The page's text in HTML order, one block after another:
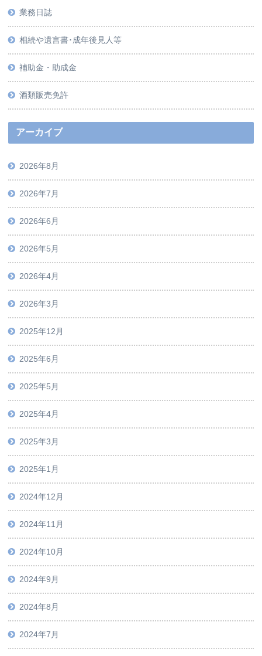
業務日誌
相続や遺言書･成年後見人等
補助金・助成金
酒類販売免許
アーカイブ
2026年8月
2026年7月
2026年6月
2026年5月
2026年4月
2026年3月
2025年12月
2025年6月
2025年5月
2025年4月
2025年3月
2025年1月
2024年12月
2024年11月
2024年10月
2024年9月
2024年8月
2024年7月